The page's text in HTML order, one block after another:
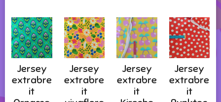
Jersey
extrabre
it
Jersey
extrabre
it
Jersey
extrabre
it
Jersey
extrabre
it